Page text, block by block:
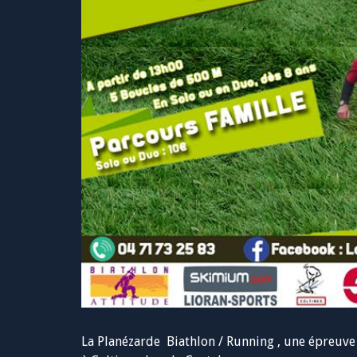
La Planézarde Biathlon / Running , une